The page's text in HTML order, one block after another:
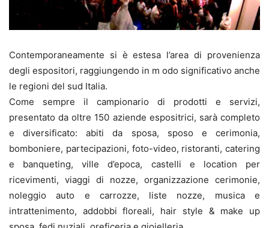
Contemporaneamente si è estesa l’area di provenienza
degli espositori, raggiungendo in m odo significativo anche
le regioni del sud Italia.
Come sempre il campionario di prodotti e servizi,
presentato da oltre 150 aziende espositrici, sarà completo
e diversificato: abiti da sposa, sposo e cerimonia,
bomboniere, partecipazioni, foto-video, ristoranti, catering
e banqueting, ville d’epoca, castelli e location per
ricevimenti, viaggi di nozze, organizzazione cerimonie,
noleggio auto e carrozze, liste nozze, musica e
intrattenimento, addobbi floreali, hair style & make up